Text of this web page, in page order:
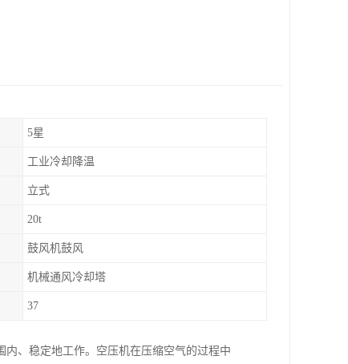
5星
工业冷却降温
立式
20t
鼓风机鼓风
机械通风冷却塔
37
、稳定地工作。空压机在压缩空气的过程中